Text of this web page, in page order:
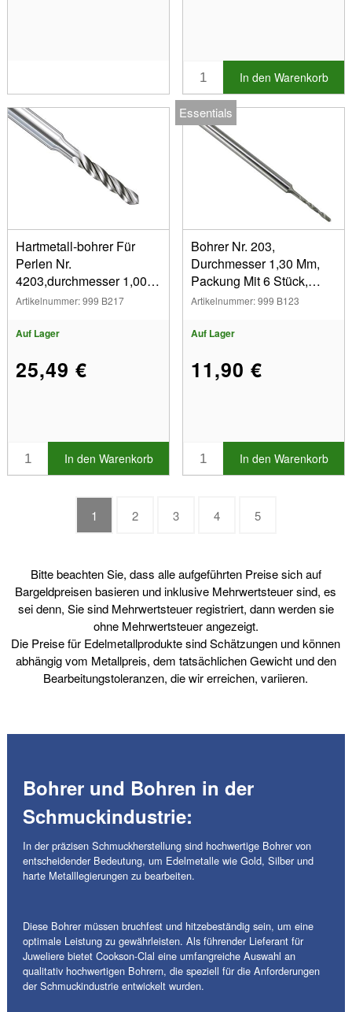
In den Warenkorb
Hartmetall-bohrer Für
Perlen Nr.
4203,durchmesser 1,00
Mm, Packung Mit2 Stück,
Artikelnummer: 999 B217
Auf Lager
25,49 €
In den Warenkorb
Essentials
Bohrer Nr. 203,
Durchmesser 1,30 Mm,
Packung Mit 6 Stück,
Busch
Artikelnummer: 999 B123
Auf Lager
11,90 €
In den Warenkorb
1 2 3 4 5
Bitte beachten Sie, dass alle aufgeführten Preise sich auf
Bargeldpreisen basieren und inklusive Mehrwertsteuer sind, es
sei denn, Sie sind Mehrwertsteuer registriert, dann werden sie
ohne Mehrwertsteuer angezeigt.
Die Preise für Edelmetallprodukte sind Schätzungen und können
abhängig vom Metallpreis, dem tatsächlichen Gewicht und den
Bearbeitungstoleranzen, die wir erreichen, variieren.
Bohrer und Bohren in der
Schmuckindustrie:
In der präzisen Schmuckherstellung sind hochwertige Bohrer von
entscheidender Bedeutung, um Edelmetalle wie Gold, Silber und
harte Metalllegierungen zu bearbeiten.
Diese Bohrer müssen bruchfest und hitzebeständig sein, um eine
optimale Leistung zu gewährleisten. Als führender Lieferant für
Juweliere bietet Cookson-Clal eine umfangreiche Auswahl an
qualitativ hochwertigen Bohrern, die speziell für die Anforderungen
der Schmuckindustrie entwickelt wurden.